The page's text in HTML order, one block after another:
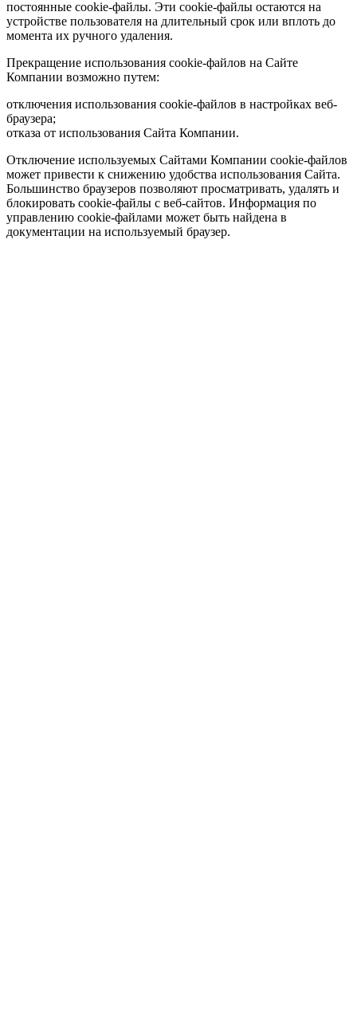
постоянные cookie-файлы. Эти cookie-файлы остаются на
устройстве пользователя на длительный срок или вплоть до
момента их ручного удаления.
Прекращение использования cookie-файлов на Сайте
Компании возможно путем:
отключения использования cookie-файлов в настройках веб-
браузера;
отказа от использования Сайта Компании.
Отключение используемых Сайтами Компании cookie-файлов
может привести к снижению удобства использования Сайта.
Большинство браузеров позволяют просматривать, удалять и
блокировать cookie-файлы c веб-сайтов. Информация по
управлению cookie-файлами может быть найдена в
документации на используемый браузер.